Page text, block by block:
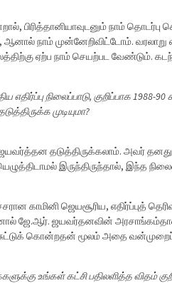
பிரித்தானியாவுடனும் நாம்
நாம் முன்னேறிவிட்டோம். வரலாறு
ஏற்ப நாம் செயற்பட வேண்டும்.
எதிர்ப்பு நிலைப்பாடு, குறிப்பாக
முடியுமா?
தடுத்திருக்கலாம். அவர்
இருந்திருந்தால், இந்த
ஜெயசூரிய, எதிர்ப்புத்
ஜே.ஆர். ஜயவர்தனவின்
கொன்றதன் மூலம் அதை வன்முறைப்
உங்கள் கட்சி பதிலளித்த விதம்